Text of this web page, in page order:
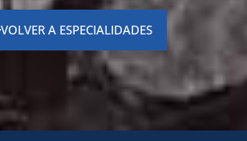
VOLVER A ESPECIALIDADES